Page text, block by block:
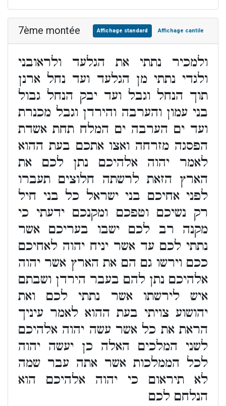
7ème montée Affichage standard Affichage cantile
ולמכיר נתתי את הגלעד ולראובני
ולגדי נתתי מן הגלעד ועד נחל ארנן
תוך הנחל וגבל ועד יבק הנחל גבול
בני עמון והערבה והירדן וגבל מכנרת
ועד ים הערבה ים המלח תחת אשדת
הפסגה מזרחה ואצו אתכם בעת ההוא
לאמר יהוה אלהיכם נתן לכם את
הארץ הזאת לרשתה חלוצים תעברו
לפני אחיכם בני ישראל כל בני חיל
רק נשיכם וטפכם ומקנכם ידעתי כי
מקנה רב לכם ישבו בעריכם אשר
נתתי לכם עד אשר יניח יהוה לאחיכם
ככם וירשו גם הם את הארץ אשר יהוה
אלהיכם נתן להם בעבר הירדן ושבתם
איש לירשתו אשר נתתי לכם ואת
יהושוע צויתי בעת ההוא לאמר עיניך
הראת את כל אשר עשה יהוה אלהיכם
לשני המלכים האלה כן יעשה יהוה
לכל הממלכות אשר אתה עבר שמה
לא תיראום כי יהוה אלהיכם הוא
הנלחם לכם